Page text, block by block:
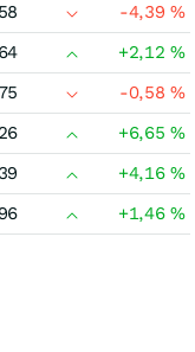
-4,39%
+2,12%
-0,58%
+6,65%
+4,16%
+1,46%